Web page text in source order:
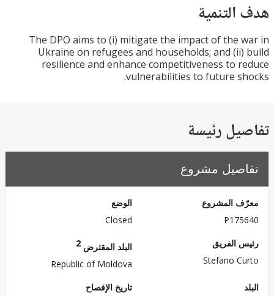
The DPO aims to (i) mitigate the impact of the
Ukraine on refugees and households; and
resilience and enhance competitiveness to
vulnerabilities to future
رئيسة
مشروع
المشروع
الفريق
Stefano
البلد المقترض
Republic of Moldova
تاريخ الإفصاح